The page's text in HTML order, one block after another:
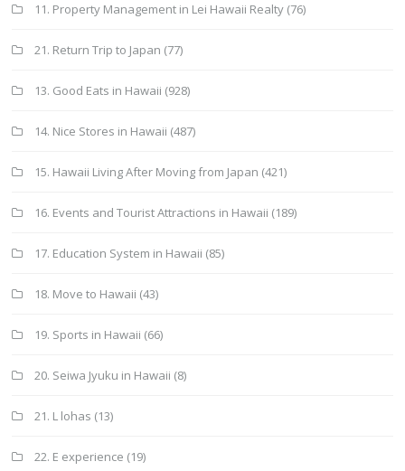
11. Property Management in Lei Hawaii Realty (76)
21. Return Trip to Japan (77)
13. Good Eats in Hawaii (928)
14. Nice Stores in Hawaii (487)
15. Hawaii Living After Moving from Japan (421)
16. Events and Tourist Attractions in Hawaii (189)
17. Education System in Hawaii (85)
18. Move to Hawaii (43)
19. Sports in Hawaii (66)
20. Seiwa Jyuku in Hawaii (8)
21. L lohas (13)
22. E experience (19)